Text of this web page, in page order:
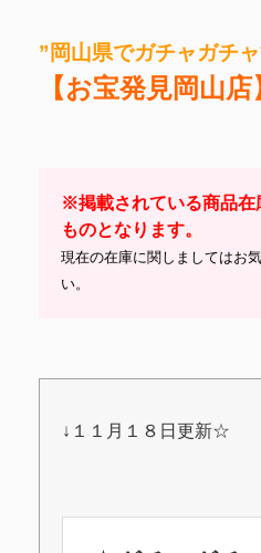
”岡山県でガチャガチ
【お宝発見岡山店
※掲載されている商品在
ものとなります。
現在の在庫に関しましてはお
い。
↓１１月１８日更新☆